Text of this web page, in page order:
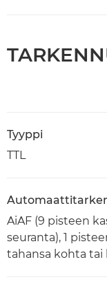
Tyyppi
TTL
AiAF (9 pisteen
seuranta), 1
tahansa kohta tai